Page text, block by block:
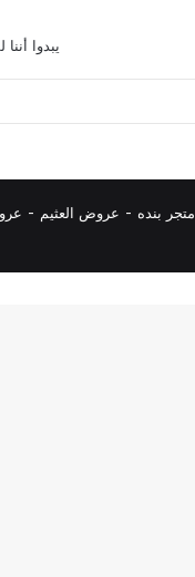
يبدوا
متجر بنده - عروض العثيم -